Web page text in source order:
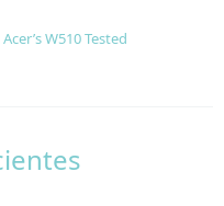
W510 Tested